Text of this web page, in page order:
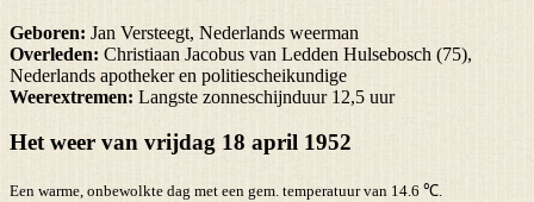
Geboren: Jan Versteegt, Nederlands weerman
Overleden: Christiaan Jacobus van Ledden Hulsebosch (75),
Nederlands apotheker en politiescheikundige
Weerextremen: Langste zonneschijnduur 12,5 uur
Het weer van vrijdag 18 april 1952
Een warme, onbewolkte dag met een gem. temperatuur van 14.6 ℃.